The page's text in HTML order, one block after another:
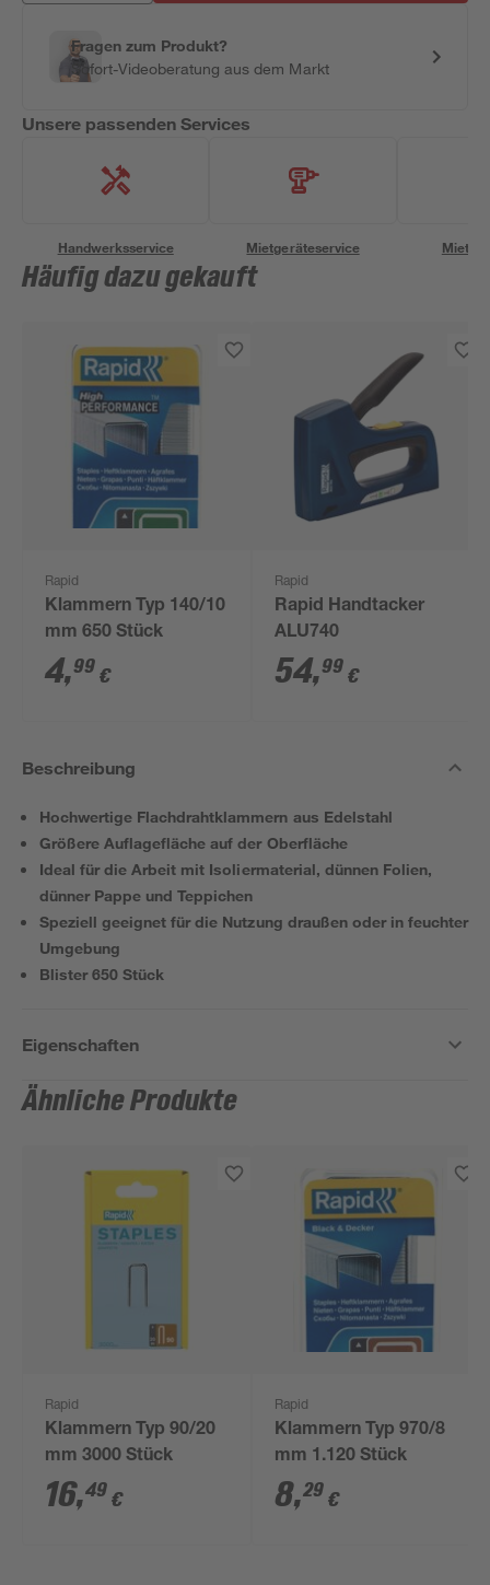
Fragen zum Produkt?
Sofort-Videoberatung aus dem Markt
Unsere passenden Services
Handwerksservice Mietgeräteservice
Häufig dazu gekauft
Rapid
Klammern Typ 140/10
mm 650 Stück
4,99 €
Rapid
Rapid Handtacker
ALU740
54,99 €
Beschreibung
Hochwertige Flachdrahtklammern aus Edelstahl
Größere Auflagefläche auf der Oberfläche
Ideal für die Arbeit mit Isoliermaterial, dünnen Folien,
dünner Pappe und Teppichen
Speziell geeignet für die Nutzung draußen oder in feuchter
Umgebung
Blister 650 Stück
Eigenschaften
Ähnliche Produkte
Rapid
Klammern Typ 90/20
mm 3000 Stück
16,49 €
Rapid
Klammern Typ 970/8
mm 1.120 Stück
8,29 €